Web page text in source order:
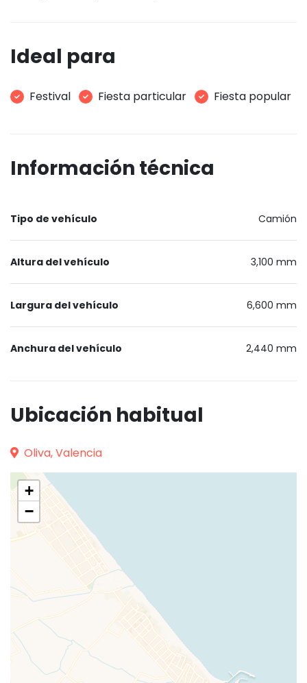
Ideal para
Festival Fiesta particular Fiesta popular
Información técnica
Tipo de vehículo Camión
Altura del vehículo 3,100 mm
Largura del vehículo 6,600 mm
Anchura del vehículo 2,440 mm
Ubicación habitual
Oliva, Valencia
+
−